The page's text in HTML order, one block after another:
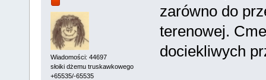
Wiadomości: 44697
słoiki dżemu truskawkowego
+65535/-65535
zarówno do
terenowej.
dociekliwych